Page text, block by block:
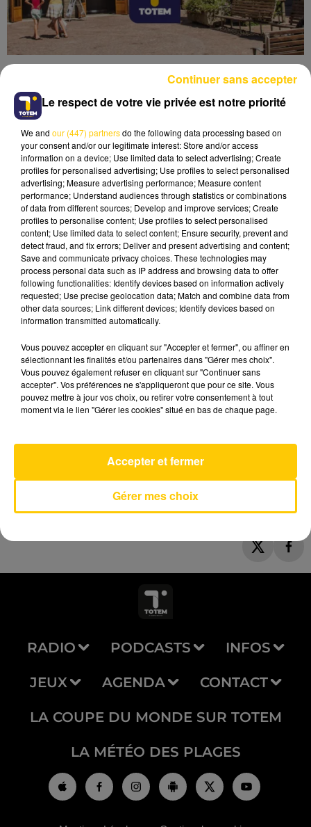
Lecture (3 min 41 sec)
28 mai 2025 - 3 min 41 sec
L'INFO DU LOT À FIGEAC LE 28/05/25 À
18H00
L'info du Lot à Figeac
AVEYRON NORD
RADIO PODCASTS INFOS
JEUX AGENDA CONTACT
LA COUPE DU MONDE SUR TOTEM
LA MÉTÉO DES PLAGES
Le respect de votre vie privée est notre priorité
We and our (447) partnersdo the following data processing based on
your consent and/or our legitimate interest: Store and/or access
information on a device; Use limited data to select advertising; Create
profiles for personalised advertising; Use profiles to select personalised
advertising; Measure advertising performance; Measure content
performance; Understand audiences through statistics or combinations
of data from different sources; Develop and improve services; Create
profiles to personalise content; Use profiles to select personalised
content; Use limited data to select content; Ensure security, prevent and
detect fraud, and fix errors; Deliver and present advertising and content;
Save and communicate privacy choices. These technologies may
process personal data such as IP address and browsing data to offer
following functionalities: Identify devices based on information actively
requested; Use precise geolocation data; Match and combine data from
other data sources; Link different devices; Identify devices based on
information transmitted automatically.
Vous pouvez accepter en cliquant sur "Accepter et fermer", ou affiner en
sélectionnant les finalités et/ou partenaires dans "Gérer mes choix".
Vous pouvez également refuser en cliquant sur "Continuer sans
accepter". Vos préférences ne s'appliqueront que pour ce site. Vous
pouvez mettre à jour vos choix, ou retirer votre consentement à tout
moment via le lien "Gérer les cookies" situé en bas de chaque page.
Gérer mes choix
Accepter et fermer
Continuer sans accepter